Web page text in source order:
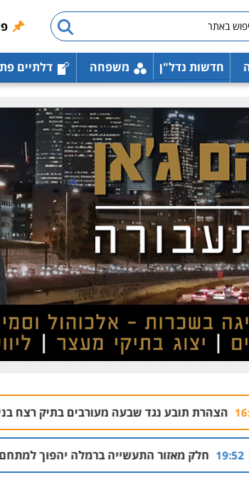
חדשות נדל"ן משפחה דלתיים
שבעה מעורבים בתיק רצח בניהו רזי בירושלים
ברמלה יהפוך למתחם מגורים עם 1,700 יחידות דיור